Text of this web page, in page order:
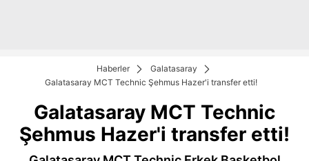
Haberler
Galatasaray
Galatasaray MCT Technic Şehmus Hazer'i transfer etti!
Galatasaray MCT Technic
Şehmus Hazer'i transfer etti!